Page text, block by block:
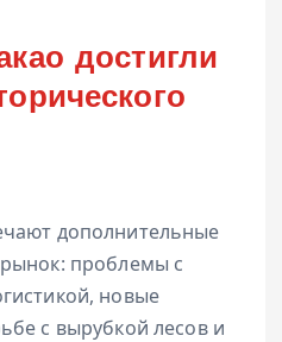
достигли
дополнительные
проблемы с
новые
с вырубкой лесов и